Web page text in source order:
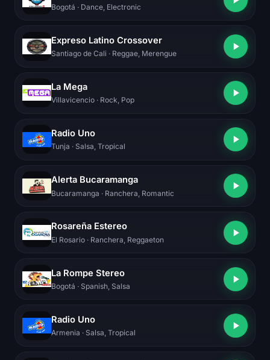
Bogotá · Dance, Electronic
Expreso Latino Crossover
Santiago de Cali · Reggae, Merengue
La Mega
Villavicencio · Rock, Pop
Radio Uno
Tunja · Salsa, Tropical
Alerta Bucaramanga
Bucaramanga · Ranchera, Romantic
Rosareña Estereo
El Rosario · Ranchera, Reggaeton
La Rompe Stereo
Bogotá · Spanish, Salsa
Radio Uno
Armenia · Salsa, Tropical